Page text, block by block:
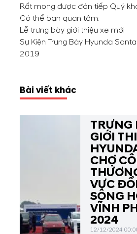
Rất mong được đón tiếp Quý
Có thể bạn quan tâm:
Lễ trưng bày giới thiệu xe mới
Sự Kiện Trưng Bày Hyunda
2019
Bài viết khác
TRƯNG
GIỚI
CHỢ
VỰC
SÔNG
VĨNH
2024
12/12/2024